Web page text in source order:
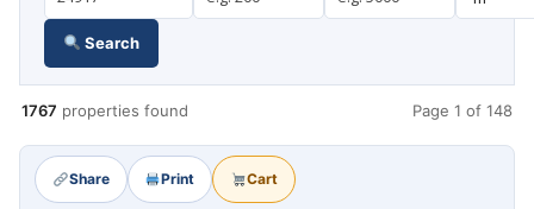
Search
1767 properties found Page 1 of 148
Share Print Cart